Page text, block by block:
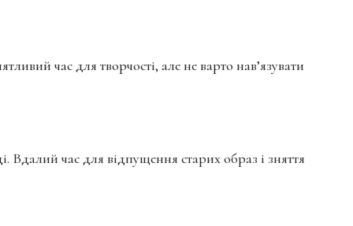
час для творчості, але не варто нав’язувати
Вдалий час для відпущення старих образ і зняття